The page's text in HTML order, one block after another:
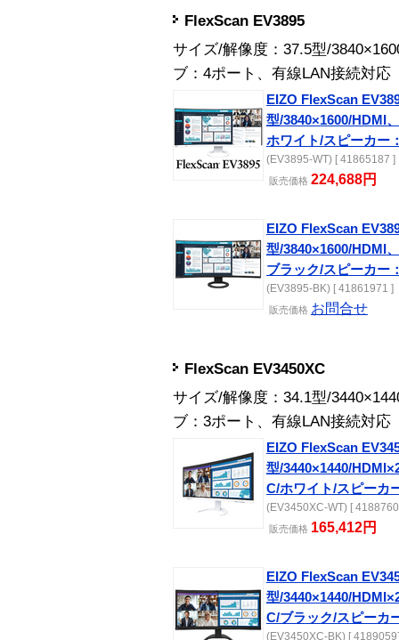
FlexScan EV3895
サイズ/解像度：37.5型/
ブ：4ポート、有線LAN接続対応
EIZO FlexScan
型/3840×1600/HDMI
ホワイト/スピーカー
(EV3895-WT) [ 41865187 ]
販売価格 224,688円
EIZO FlexScan
型/3840×1600/HDMI
ブラック/スピーカー
(EV3895-BK) [ 41861971 ]
販売価格 お問合せ
FlexScan EV3450XC
サイズ/解像度：34.1型/
ブ：3ポート、有線LAN接続対応
EIZO FlexScan
型/3440×1440/
C/ホワイト/スピーカ
(EV3450XC-WT) [
販売価格 165,412円
EIZO FlexScan
型/3440×1440/
C/ブラック/スピーカ
(EV3450XC-BK) [